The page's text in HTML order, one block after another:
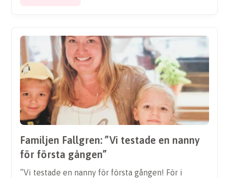
Familjen Fallgren: ”Vi testade en nanny
för första gången”
”Vi testade en nanny för första gången! För i